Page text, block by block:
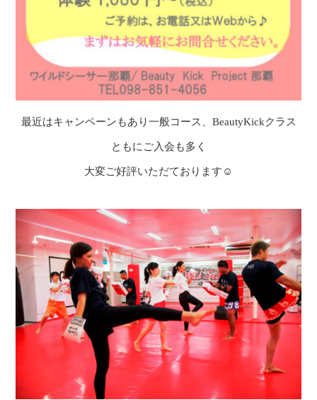
最近はキャンペーンもあり一般コース、BeautyKickクラス
ともにご入会も多く
大変ご好評いただております☺